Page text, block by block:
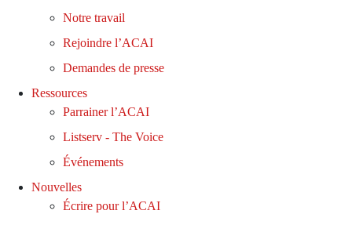
Notre travail
Rejoindre l’ACAI
Demandes de presse
Ressources
Parrainer l’ACAI
Listserv - The Voice
Événements
Nouvelles
Écrire pour l’ACAI